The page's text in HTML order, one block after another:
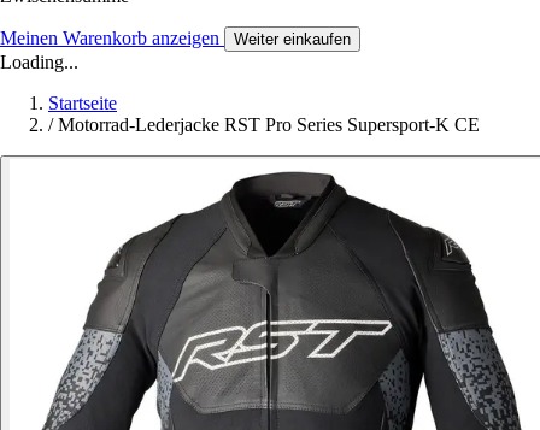
Meinen Warenkorb anzeigen Weiter einkaufen
Loading...
Startseite
/ Motorrad-Lederjacke RST Pro Series Supersport-K CE